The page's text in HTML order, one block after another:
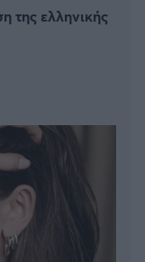
της ελληνικής